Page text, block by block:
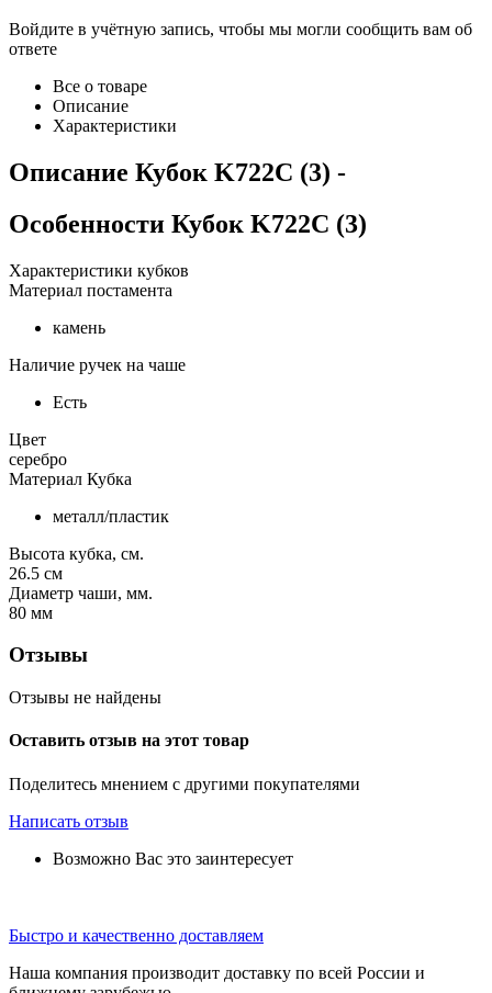
Войдите в учётную запись, чтобы мы могли сообщить вам об
ответе
Все о товаре
Описание
Характеристики
Описание Кубок K722C (3) -
Особенности Кубок K722C (3)
Характеристики кубков
Материал постамента
камень
Наличие ручек на чаше
Есть
Цвет
серебро
Материал Кубка
металл/пластик
Высота кубка, см.
26.5 см
Диаметр чаши, мм.
80 мм
Отзывы
Отзывы не найдены
Оставить отзыв на этот товар
Поделитесь мнением с другими покупателями
Написать отзыв
Возможно Вас это заинтересует
Быстро и качественно доставляем
Наша компания производит доставку по всей России и